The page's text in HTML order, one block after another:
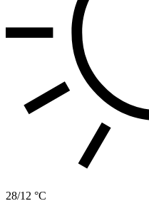
28/12 °C